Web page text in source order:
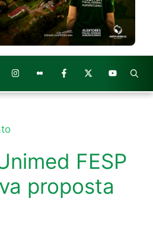
FESP
proposta